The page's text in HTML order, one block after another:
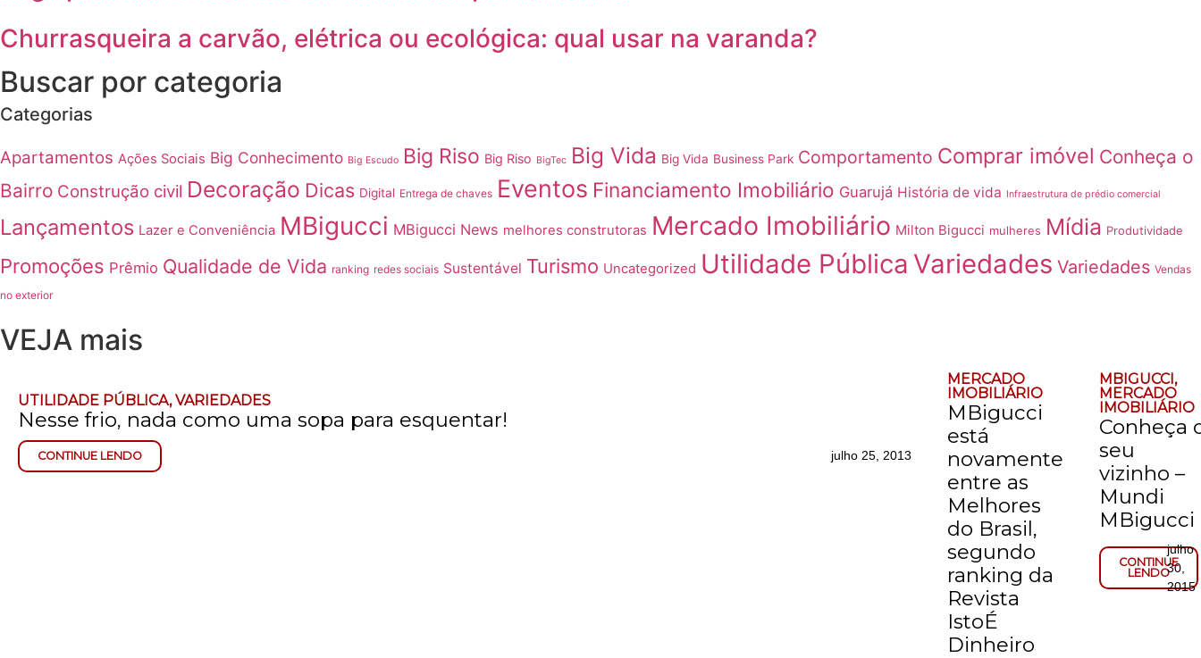
Churrasqueira a carvão, elétrica ou ecológica: qual usar na varanda?
Buscar por categoria
Categorias
Apartamentos Ações Sociais Big Conhecimento Big Escudo Big Riso Big Riso BigTec Big Vida Big Vida Business Park Comportamento Comprar imóvel Conheça o
Bairro Construção civil Decoração Dicas Digital Entrega de chaves Eventos Financiamento Imobiliário Guarujá História de vida Infraestrutura de prédio comercial
Lançamentos Lazer e Conveniência MBigucci MBigucci News melhores construtoras Mercado Imobiliário Milton Bigucci mulheres Mídia Produtividade
Promoções Prêmio Qualidade de Vida ranking redes sociais Sustentável Turismo Uncategorized Utilidade Pública Variedades Variedades Vendas
no exterior
VEJA mais
UTILIDADE PÚBLICA,VARIEDADES
Nesse frio, nada como uma sopa para esquentar!
CONTINUE LENDO julho 25, 2013
MERCADO
IMOBILIÁRIO
MBigucci
está
novamente
entre as
Melhores
do Brasil,
segundo
ranking da
Revista
IstoÉ
Dinheiro
MBIGUCCI,
MERCADO
IMOBILIÁRIO
Conheça
seu
vizinho –
Mundi
MBigucci
CONTINUE
LENDO
julho
30,
2015